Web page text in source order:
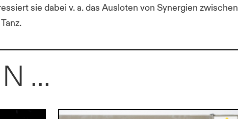
sie dabei v. a. das Ausloten von Synergien zwischen
...